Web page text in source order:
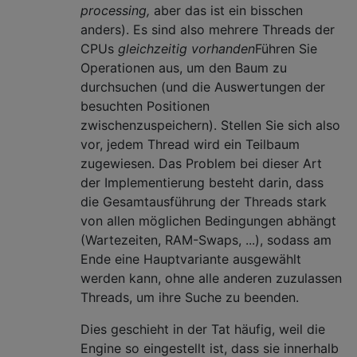
processing, aber das ist ein bisschen
anders). Es sind also mehrere Threads der
CPUs gleichzeitig vorhandenFühren Sie
Operationen aus, um den Baum zu
durchsuchen (und die Auswertungen der
besuchten Positionen
zwischenzuspeichern). Stellen Sie sich also
vor, jedem Thread wird ein Teilbaum
zugewiesen. Das Problem bei dieser Art
der Implementierung besteht darin, dass
die Gesamtausführung der Threads stark
von allen möglichen Bedingungen abhängt
(Wartezeiten, RAM-Swaps, ...), sodass am
Ende eine Hauptvariante ausgewählt
werden kann, ohne alle anderen zuzulassen
Threads, um ihre Suche zu beenden.
Dies geschieht in der Tat häufig, weil die
Engine so eingestellt ist, dass sie innerhalb